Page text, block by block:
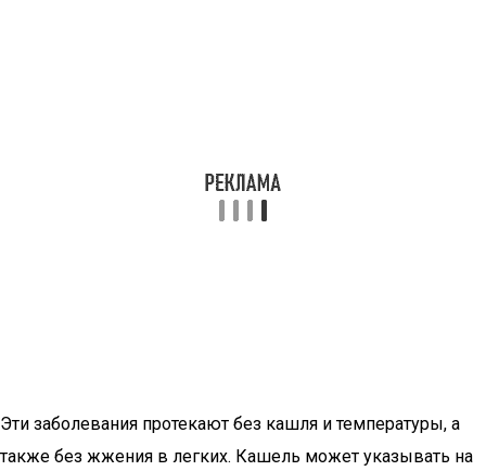
Эти заболевания протекают без кашля и температуры, а
также без жжения в легких. Кашель может указывать на